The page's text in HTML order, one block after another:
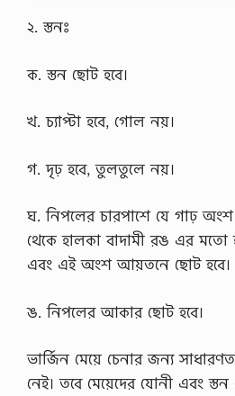
২. স্তনঃ
ক. স্তন ছোট হবে।
খ. চ্যাপ্টা হবে, গোল নয়।
গ. দৃঢ় হবে, তুলতুলে নয়।
ঘ. নিপলের চারপাশে যে গাঢ়
থেকে হালকা বাদামী রঙ এর মতো
এবং এই অংশ আয়তনে ছোট হবে।
ঙ. নিপলের আকার ছোট হবে।
ভার্জিন মেয়ে চেনার জন্য
নেই। তবে মেয়েদের যোনী এবং স্তন